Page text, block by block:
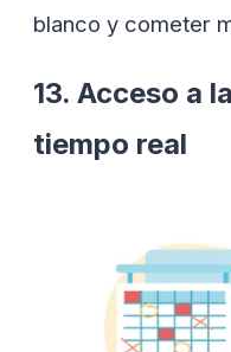
blanco y cometer
13. Acceso a
tiempo real